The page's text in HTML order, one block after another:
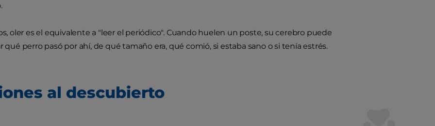
oler es el equivalente a "leer el periódico". Cuando huelen un poste, su cerebro puede
qué perro pasó por ahí, de qué tamaño era, qué comió, si estaba sano o si tenía estrés.
al descubierto